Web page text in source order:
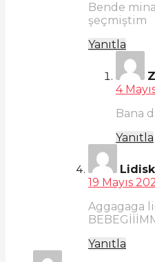
Bende
şeçmiştim
Yanıtla
4
Bana
Yanıtla
19 Mayıs
Aggagaga
Yanıtla